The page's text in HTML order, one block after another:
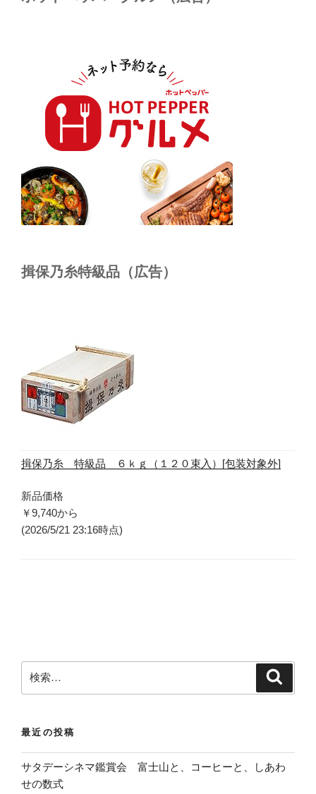
揖保乃糸特級品（広告）
揖保乃糸 特級品 ６ｋｇ（１２０束入）[包装対象外]
新品価格
￥9,740から
(2026/5/21 23:16時点)
最近の投稿
サタデーシネマ鑑賞会 富士山と、コーヒーと、しあわ
せの数式